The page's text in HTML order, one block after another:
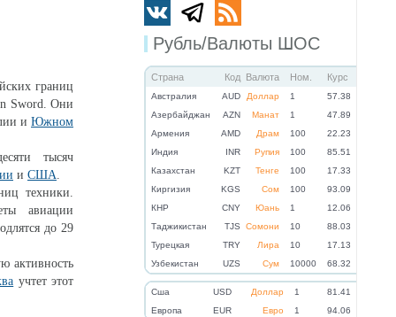
Рубль/Валюты ШОС
Страна Код Валюта Ном. Курс
Австралия AUD Доллар 1
57.38
Азербайджан
AZN Манат 1
47.89
Армения
AMD Драм 100
22.23
Индия
INR Рупия 100
85.51
Казахстан
KZT Тенге 100
17.33
Киргизия
KGS Сом 100
93.09
КНР
CNY Юань 1
12.06
Таджикистан
TJS Сомони 10
88.03
Турецкая
TRY Лира 10
17.13
Узбекистан
UZS Сум 10000 68.32
Cша USD Доллар 1
81.41
Eвропа
EUR Евро 1 94.06
границ
Sword. Они
и Южном
тысяч
и США.
техники.
авиации
до 29
активность
учтет этот